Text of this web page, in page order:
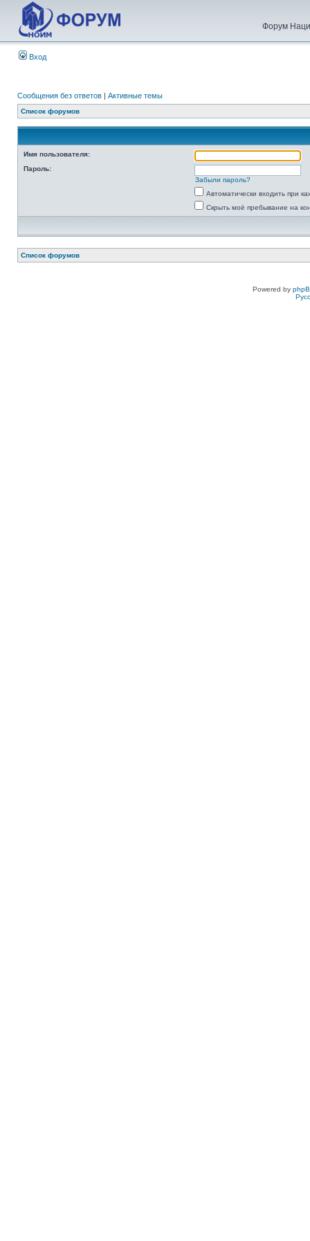
Форум
Вход
Сообщения без ответов | Активные темы
Список форумов
Имя пользователя:
Пароль:
Забыли пароль?
Автоматически входить при
Скрыть моё пребывание на
Список форумов
Powered by